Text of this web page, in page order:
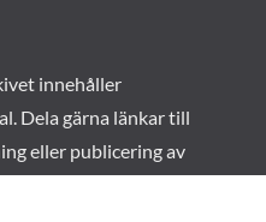
innehåller
Dela gärna länkar till
eller publicering av